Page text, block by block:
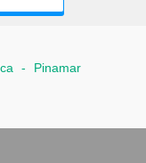
- Pinamar